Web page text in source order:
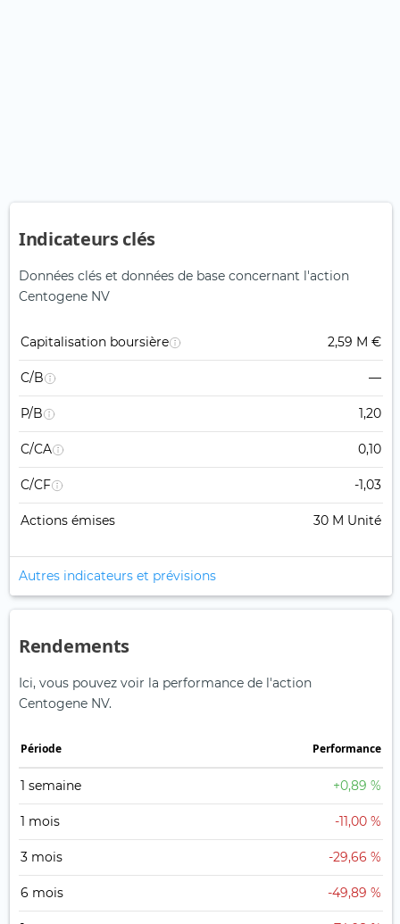
Indicateurs clés
Données clés et données de base concernant l'action
Centogene NV
Capitalisation boursière 2,59 M €
C/B —
P/B 1,20
C/CA 0,10
C/CF -1,03
Actions émises 30 M Unité
Autres indicateurs et prévisions
Rendements
Ici, vous pouvez voir la performance de l'action
Centogene NV.
Période Performance
1 semaine +0,89 %
1 mois -11,00 %
3 mois -29,66 %
6 mois -49,89 %